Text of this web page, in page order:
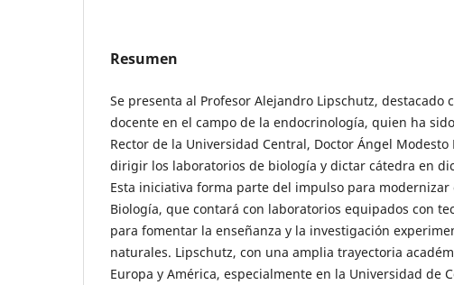
Resumen
Se presenta al Profesor Alejandro Lipschutz, destacado
docente en el campo de la endocrinología, quien ha
Rector de la Universidad Central, Doctor Ángel Modesto
dirigir los laboratorios de biología y dictar cátedra en
Esta iniciativa forma parte del impulso para
Biología, que contará con laboratorios equipados con
para fomentar la enseñanza y la investigación
naturales. Lipschutz, con una amplia trayectoria
Europa y América, especialmente en la Universidad de